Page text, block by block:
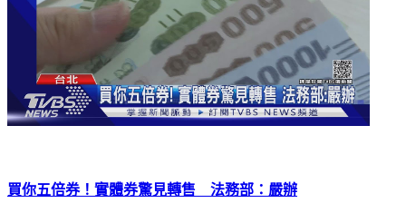
買你五倍券！實體券驚見轉售 法務部：嚴辦